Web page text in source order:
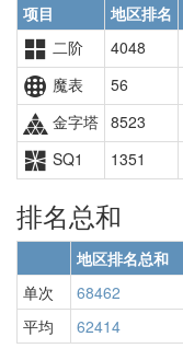
项目 地区排名
二阶
4048
魔表
56
金字塔 8523
SQ1
1351
排名总和
地区排名总和
单次
68462
平均
62414